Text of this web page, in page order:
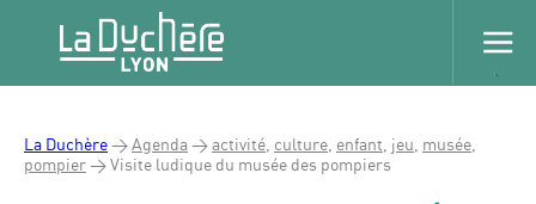
La Duchère>Agenda >activité culture enfant jeu musée
pompier>Visite ludique du musée des pompiers